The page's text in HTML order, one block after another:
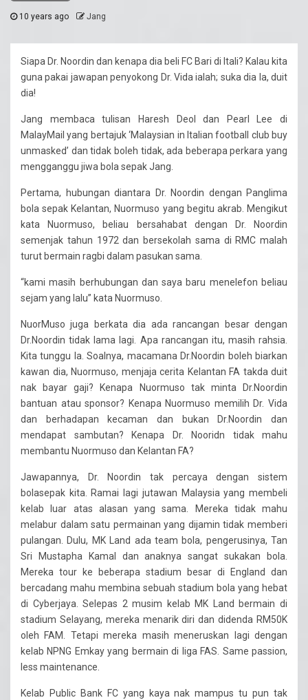
10 years ago Jang
Siapa Dr. Noordin dan kenapa dia beli FC Bari di Itali? Kalau kita
guna pakai jawapan penyokong Dr. Vida ialah; suka dia la, duit
dia!
Jang membaca tulisan Haresh Deol dan Pearl Lee di
MalayMail yang bertajuk ‘Malaysian in Italian football club buy
unmasked’ dan tidak boleh tidak, ada beberapa perkara yang
mengganggu jiwa bola sepak Jang.
Pertama, hubungan diantara Dr. Noordin dengan Panglima
bola sepak Kelantan, Nuormuso yang begitu akrab. Mengikut
kata Nuormuso, beliau bersahabat dengan Dr. Noordin
semenjak tahun 1972 dan bersekolah sama di RMC malah
turut bermain ragbi dalam pasukan sama.
“kami masih berhubungan dan saya baru menelefon beliau
sejam yang lalu” kata Nuormuso.
NuorMuso juga berkata dia ada rancangan besar dengan
Dr.Noordin tidak lama lagi. Apa rancangan itu, masih rahsia.
Kita tunggu la. Soalnya, macamana Dr.Noordin boleh biarkan
kawan dia, Nuormuso, menjaja cerita Kelantan FA takda duit
nak bayar gaji? Kenapa Nuormuso tak minta Dr.Noordin
bantuan atau sponsor? Kenapa Nuormuso memilih Dr. Vida
dan berhadapan kecaman dan bukan Dr.Noordin dan
mendapat sambutan? Kenapa Dr. Nooridn tidak mahu
membantu Nuormuso dan Kelantan FA?
Jawapannya, Dr. Noordin tak percaya dengan sistem
bolasepak kita. Ramai lagi jutawan Malaysia yang membeli
kelab luar atas alasan yang sama. Mereka tidak mahu
melabur dalam satu permainan yang dijamin tidak memberi
pulangan. Dulu, MK Land ada team bola, pengerusinya, Tan
Sri Mustapha Kamal dan anaknya sangat sukakan bola.
Mereka tour ke beberapa stadium besar di England dan
bercadang mahu membina sebuah stadium bola yang hebat
di Cyberjaya. Selepas 2 musim kelab MK Land bermain di
stadium Selayang, mereka menarik diri dan didenda RM50K
oleh FAM. Tetapi mereka masih meneruskan lagi dengan
kelab NPNG Emkay yang bermain di liga FAS. Same passion,
less maintenance.
Kelab Public Bank FC yang kaya nak mampus tu pun tak